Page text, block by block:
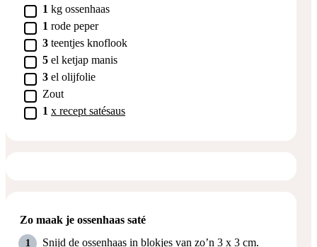
▢
1 kg ossenhaas
▢
1 rode peper
▢
3 teentjes knoflook
▢
5 el ketjap manis
▢
3 el olijfolie
▢
Zout
▢
1 x recept satésaus
Zo maak je ossenhaas saté
Snijd de ossenhaas in blokjes van zo’n 3 x 3 cm.